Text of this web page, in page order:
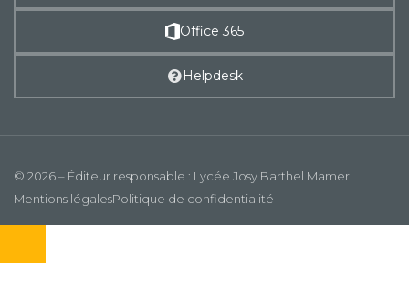
Office 365
Helpdesk
© 2026 – Éditeur responsable : Lycée Josy Barthel Mamer
Mentions légalesPolitique de confidentialité